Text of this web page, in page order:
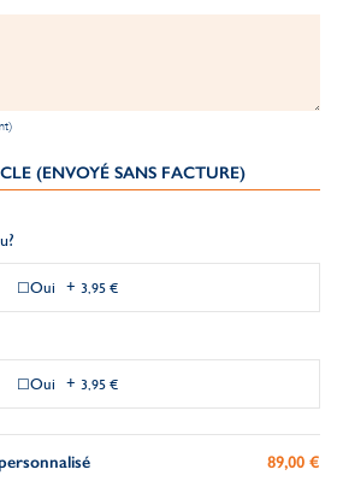
(ENVOYÉ SANS FACTURE)
Oui + 3,95 €
Oui + 3,95 €
89,00 €